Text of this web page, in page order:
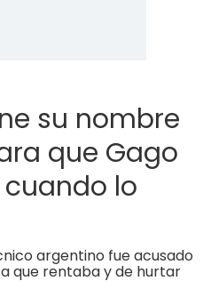
su nombre
que Gago
lo
argentino fue acusado
que rentaba y de hurtar